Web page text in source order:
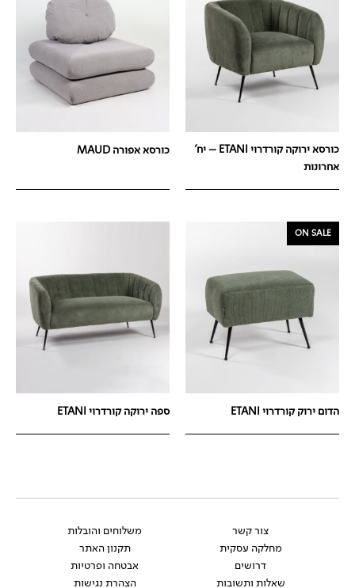
כורסא ירוקה קורדרוי ETANI – יח'
אחרונות
כורסא אפורה MAUD
ON SALE
הדום ירוק קורדרוי ETANI ספה ירוקה קורדרוי ETANI
צור קשר
מחלקה עסקית
דרושים
שאלות ותשובות
משלוחים והובלות
תקנון האתר
אבטחה ופרטיות
הצהרת נגישות